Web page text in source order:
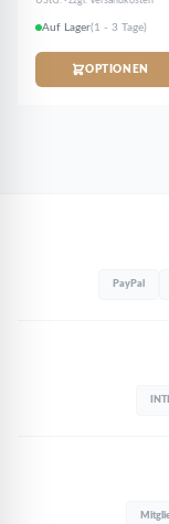
Auf Lager(1 - 3 Tage)
OPTIONEN
PayPal